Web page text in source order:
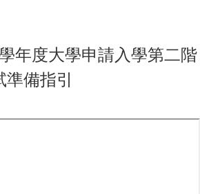
年度大學申請入學第二階
備指引